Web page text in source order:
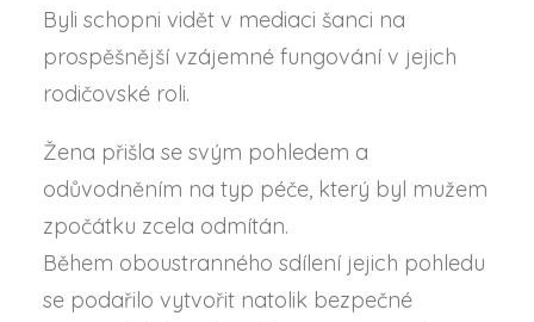
Byli schopni vidět v mediaci šanci na
prospěšnější vzájemné fungování v jejich
rodičovské roli.
Žena přišla se svým pohledem a
odůvodněním na typ péče, který byl mužem
zpočátku zcela odmítán.
Během oboustranného sdílení jejich pohledu
se podařilo vytvořit natolik bezpečné